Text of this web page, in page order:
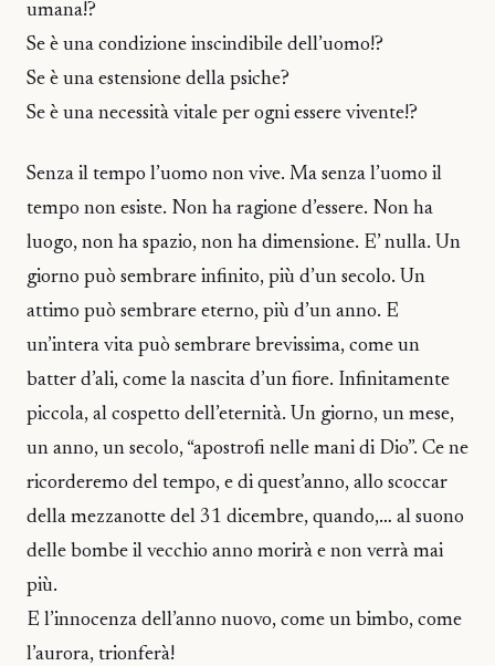
umana!?
Se è una condizione inscindibile dell’uomo!?
Se è una estensione della psiche?
Se è una necessità vitale per ogni essere vivente!?
Senza il tempo l’uomo non vive. Ma senza l’uomo il
tempo non esiste. Non ha ragione d’essere. Non ha
luogo, non ha spazio, non ha dimensione. E’ nulla. Un
giorno può sembrare infinito, più d’un secolo. Un
attimo può sembrare eterno, più d’un anno. E
un’intera vita può sembrare brevissima, come un
batter d’ali, come la nascita d’un fiore. Infinitamente
piccola, al cospetto dell’eternità. Un giorno, un mese,
un anno, un secolo, “apostrofi nelle mani di Dio”. Ce ne
ricorderemo del tempo, e di quest’anno, allo scoccar
della mezzanotte del 31 dicembre, quando,… al suono
delle bombe il vecchio anno morirà e non verrà mai
più.
E l’innocenza dell’anno nuovo, come un bimbo, come
l’aurora, trionferà!